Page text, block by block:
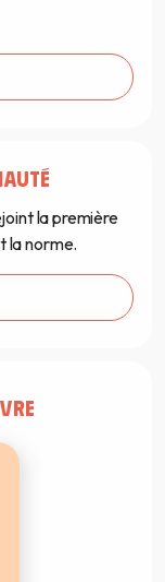
la première
la norme.